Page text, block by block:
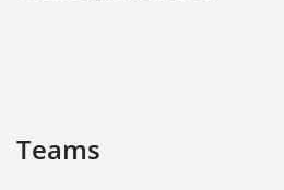
Teams